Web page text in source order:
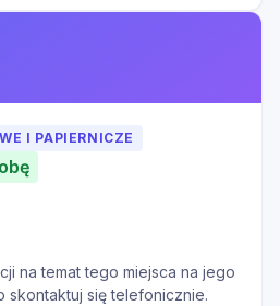
I PAPIERNICZE
na temat tego miejsca na jego
skontaktuj się telefonicznie.